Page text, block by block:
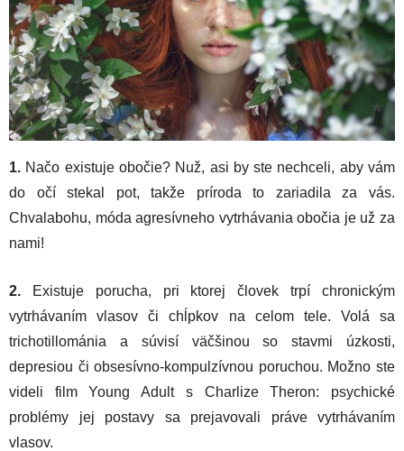
1. Načo existuje obočie? Nuž, asi by ste nechceli, aby vám
do očí stekal pot, takže príroda to zariadila za vás.
Chvalabohu, móda agresívneho vytrhávania obočia je už za
nami!
2.
Existuje porucha, pri ktorej človek trpí chronickým
vytrhávaním vlasov či chĺpkov na celom tele. Volá sa
trichotillománia a súvisí väčšinou so stavmi úzkosti,
depresiou či obsesívno-kompulzívnou poruchou. Možno ste
videli film Young Adult s Charlize Theron: psychické
problémy jej postavy sa prejavovali práve vytrhávaním
vlasov.